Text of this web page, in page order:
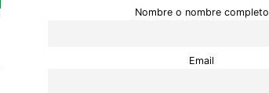
Nombre o nombre completo
Email